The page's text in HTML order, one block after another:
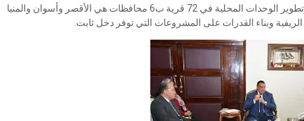
بالمحافظات ، مشيراً إلى مشروع إدارة محلية مستدامة وتطوير الوحدات المحلية في 72 قرية ب6 محافظات هي الأقصر وأسوان والمنيا
وبناء القدرات على المشروعات التي توفر دخل ثابت.